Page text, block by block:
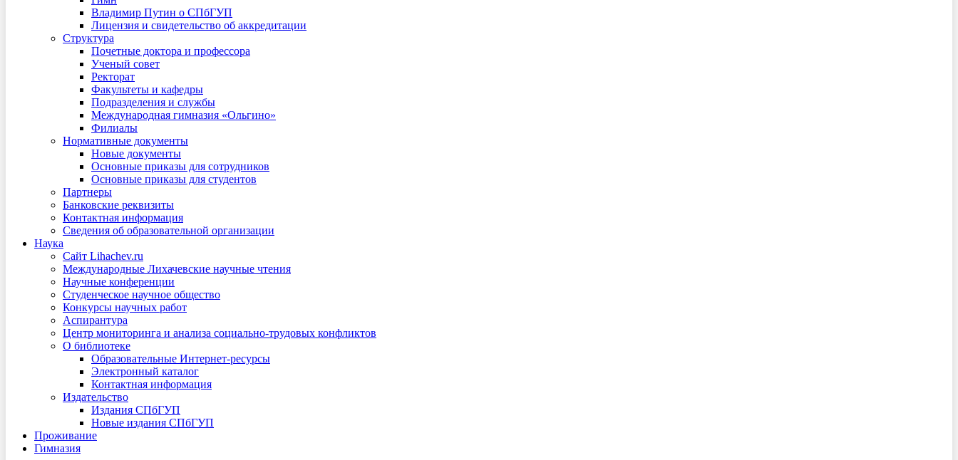
Владимир Путин о СПбГУП
Лицензия и свидетельство об аккредитации
Структура
Почетные доктора и профессора
Ученый совет
Ректорат
Факультеты и кафедры
Подразделения и службы
Международная гимназия «Ольгино»
Филиалы
Нормативные документы
Новые документы
Основные приказы для сотрудников
Основные приказы для студентов
Партнеры
Банковские реквизиты
Контактная информация
Сведения об образовательной организации
Наука
Сайт Lihachev.ru
Международные Лихачевские научные чтения
Научные конференции
Студенческое научное общество
Конкурсы научных работ
Аспирантура
Центр мониторинга и анализа социально-трудовых конфликтов
О библиотеке
Образовательные Интернет-ресурсы
Электронный каталог
Контактная информация
Издательство
Издания СПбГУП
Новые издания СПбГУП
Проживание
Гимназия